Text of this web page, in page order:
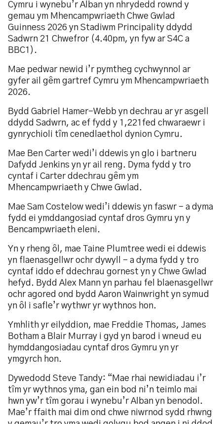
Cymru i wynebu’r Alban yn nhrydedd rownd y
gemau ym Mhencampwriaeth Chwe Gwlad
Guinness 2026 yn Stadiwm Principality ddydd
Sadwrn 21 Chwefror (4.40pm, yn fyw ar S4C a
BBC1).
Mae pedwar newid i’r pymtheg cychwynnol ar
gyfer ail gêm gartref Cymru ym Mhencampwriaeth
2026.
Bydd Gabriel Hamer-Webb yn dechrau ar yr asgell
ddydd Sadwrn, ac ef fydd y 1,221fed chwaraewr i
gynrychioli tîm cenedlaethol dynion Cymru.
Mae Ben Carter wedi’i ddewis yn glo i bartneru
Dafydd Jenkins yn yr ail reng. Dyma fydd y tro
cyntaf i Carter ddechrau gêm ym
Mhencampwriaeth y Chwe Gwlad.
Mae Sam Costelow wedi’i ddewis yn faswr - a dyma
fydd ei ymddangosiad cyntaf dros Gymru yn y
Bencampwriaeth eleni.
Yn y rheng ôl, mae Taine Plumtree wedi ei ddewis
yn flaenasgellwr ochr dywyll – a dyma fydd y tro
cyntaf iddo ef ddechrau gornest yn y Chwe Gwlad
hefyd. Bydd Alex Mann yn parhau fel blaenasgellwr
ochr agored ond bydd Aaron Wainwright yn symud
yn ôl i safle’r wythwr yr wythnos hon.
Ymhlith yr eilyddion, mae Freddie Thomas, James
Botham a Blair Murray i gyd yn barod i wneud eu
hymddangosiadau cyntaf dros Gymru yn yr
ymgyrch hon.
Dywedodd Steve Tandy: “Mae rhai newidiadau i’r
tîm yr wythnos yma, gan ein bod ni’n teimlo mai
hwn yw’r tîm gorau i wynebu’r Alban yn benodol.
Mae’r ffaith mai dim ond chwe niwrnod sydd rhwng